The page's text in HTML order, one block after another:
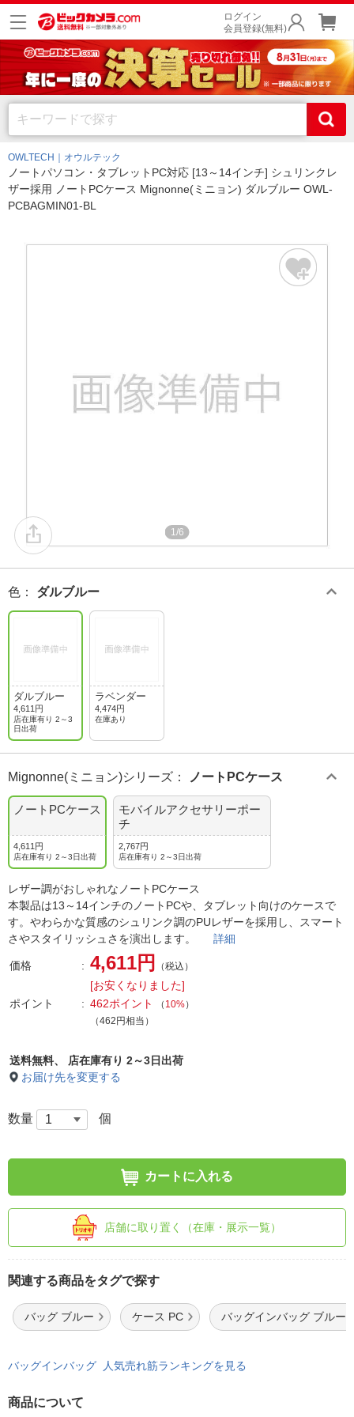
ログイン
会員登録(無料)
OWLTECH｜オウルテック
ノートパソコン・タブレットPC対応 [13～14インチ] シュリンクレ
ザー採用 ノートPCケース Mignonne(ミニョン) ダルブルー OWL-
PCBAGMIN01-BL
1/6
色 ： ダルブルー
ダルブルー
4,611円
店在庫有り 2～3
日出荷
ラベンダー
4,474円
在庫あり
Mignonne(ミニョン)シリーズ ： ノートPCケース
ノートPCケース
4,611円
店在庫有り 2～3日出荷
モバイルアクセサリーポー
チ
2,767円
店在庫有り 2～3日出荷
レザー調がおしゃれなノートPCケース
本製品は13～14インチのノートPCや、タブレット向けのケースで
す。やわらかな質感のシュリンク調のPUレザーを採用し、スマート
さやスタイリッシュさを演出します。 詳細
価格 4,611円 （税込）
[お安くなりました]
ポイント
462ポイント （ 10%）
（462円相当）
送料無料、
店在庫有り 2～3日出荷
お届け先を変更する
数量 個
カートに入れる
店舗に取り置く（在庫・展示一覧）
関連する商品をタグで探す
バッグ ブルー ケース PC バッグインバッグ ブルー
バッグインバッグ 人気売れ筋ランキングを見る
商品について